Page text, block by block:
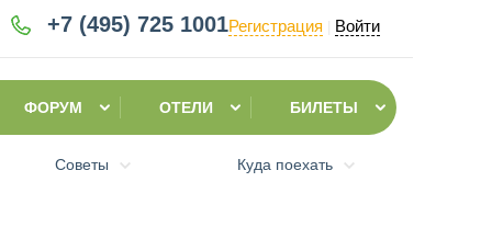
+7 (495) 725 1001Регистрация Войти
ФОРУМ ОТЕЛИ БИЛЕТЫ
Советы Куда поехать